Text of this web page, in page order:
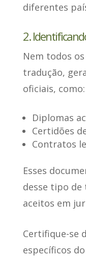
diferentes
2.
Nem todos
tradução,
oficiais, como:
Diplomas
Certidões
Contratos
Esses
desse tipo de
aceitos em
Certifique-se
específicos